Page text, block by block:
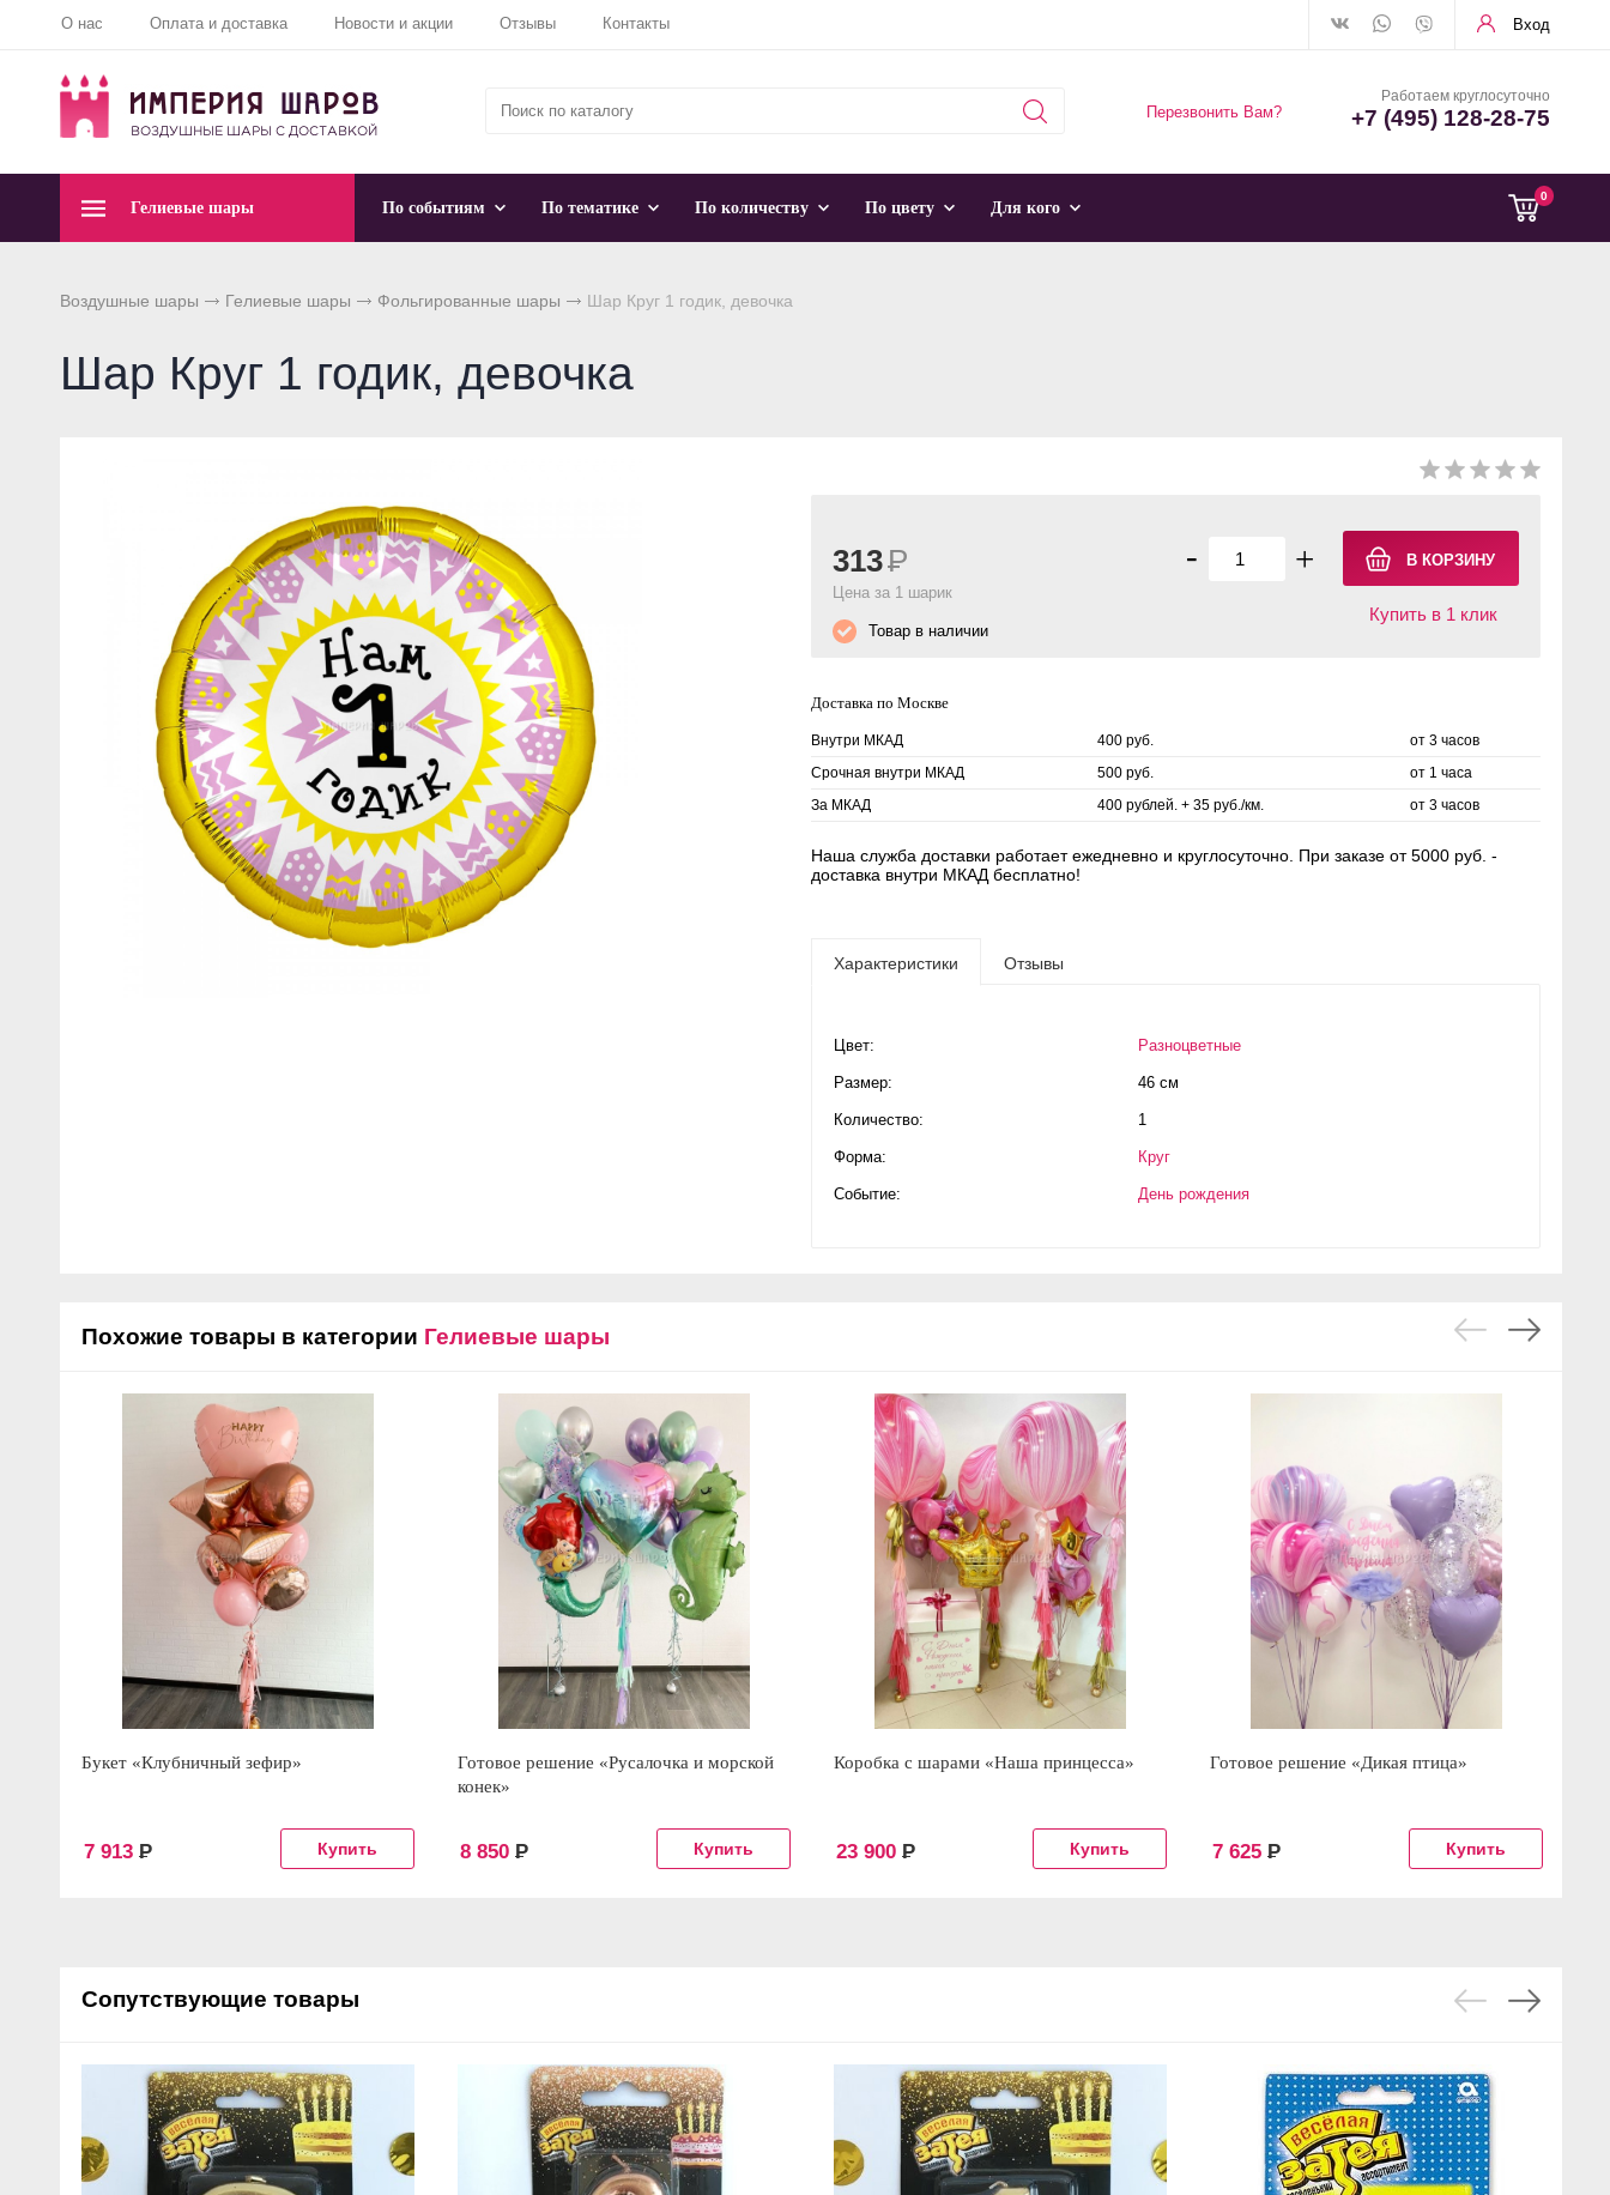
О нас Оплата и доставка Новости и акции Отзывы Контакты Вход
Перезвонить Вам?
Работаем круглосуточно
+7 (495) 128-28-75
0
Гелиевые шары По событиям По тематике По количеству По цвету Для кого
Воздушные шары Гелиевые шары Фольгированные шары Шар Круг 1 годик, девочка
Шар Круг 1 годик, девочка
- +
Купить в 1 клик
313Р
Цена за 1 шарик
Товар в наличии
Доставка по Москве
Внутри МКАД 400 руб.
от 3 часов
Срочная внутри МКАД
500 руб.
от 1 часа
За МКАД
400 рублей. + 35 руб./км. от 3 часов
Наша служба доставки работает ежедневно и круглосуточно. При заказе от 5000 руб. -
доставка внутри МКАД бесплатно!
Характеристики Отзывы
Цвет: Разноцветные
Размер: 46 см
Количество: 1
Форма: Круг
Событие: День рождения
Похожие товары в категории Гелиевые шары
Букет «Клубничный зефир»
7 913 Р
Готовое решение «Русалочка и морской
конек»
8 850 Р
Коробка с шарами «Наша принцесса»
23 900 Р
Готовое решение «Дикая птица»
7 625 Р
Сопутствующие товары